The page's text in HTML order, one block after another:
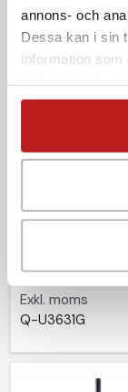
annons- och
Dessa kan i sin
information som
Q-U3121G
4G-logger int
6 990 kr
Exkl. moms
Q-U3631G